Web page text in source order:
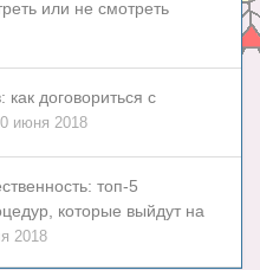
или не смотреть
как договориться с
июня 2018
топ-5
которые выйдут на
2018